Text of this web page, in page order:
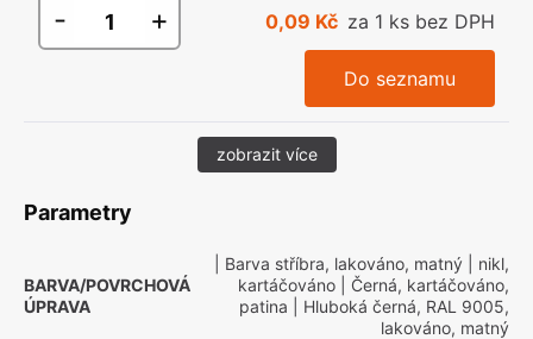
- + 0,09 Kč za 1 ks bez DPH
Do seznamu
zobrazit více
Parametry
BARVA/POVRCHOVÁ
ÚPRAVA
| Barva stříbra, lakováno, matný | nikl,
kartáčováno | Černá, kartáčováno,
patina | Hluboká černá, RAL 9005,
lakováno, matný